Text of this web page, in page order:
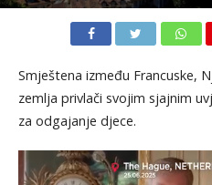
Smještena između Francuske,
zemlja privlači svojim sjajnim
za odgajanje djece.